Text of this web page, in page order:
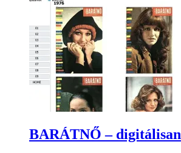
BARÁTNŐ – digitálisan